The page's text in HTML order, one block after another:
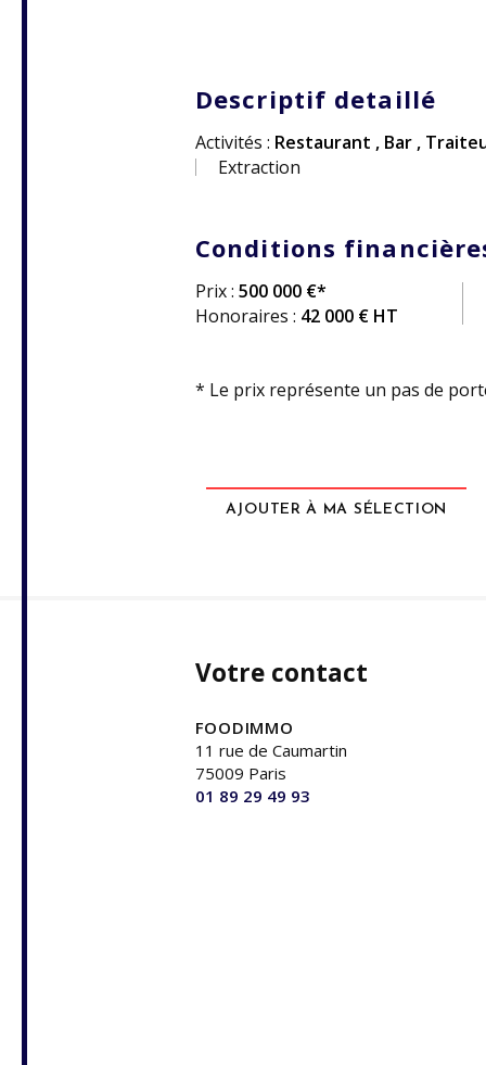
Descriptif detaillé
Activités : Restaurant , Bar ,
Extraction
Conditions
Prix : 500 000 €*
Honoraires : 42 000 € HT
* Le prix représente un pas de
AJOUTER À MA SÉLECTION
Votre contact
FOODIMMO
11 rue de Caumartin
75009 Paris
01 89 29 49 93